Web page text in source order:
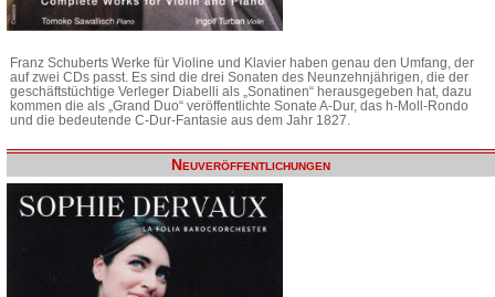
Franz Schuberts Werke für Violine und Klavier haben genau den Umfang, der
auf zwei CDs passt. Es sind die drei Sonaten des Neunzehnjährigen, die der
geschäftstüchtige Verleger Diabelli als „Sonatinen“ herausgegeben hat, dazu
kommen die als „Grand Duo“ veröffentlichte Sonate A-Dur, das h-Moll-Rondo
und die bedeutende C-Dur-Fantasie aus dem Jahr 1827.
Neuveröffentlichungen